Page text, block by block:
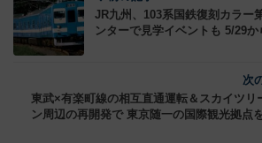
JR九州、103系国鉄復刻カラー
ンターで見学イベントも 5/29か
次
東武×有楽町線の相互直通運転＆スカイツリ
ン周辺の再開発で 東京随一の国際観光拠点